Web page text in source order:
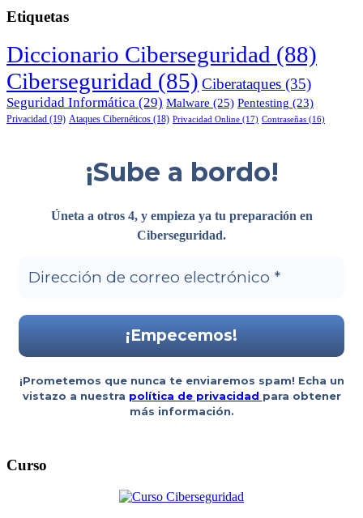
Etiquetas
Diccionario Ciberseguridad (88)
Ciberseguridad (85) Ciberataques (35)
Seguridad Informática (29) Malware (25) Pentesting (23)
Privacidad (19) Ataques Cibernéticos (18) Privacidad Online (17) Contraseñas (16)
¡Sube a bordo!
Úneta a otros 4, y empieza ya tu preparación en
Ciberseguridad.
¡Prometemos que nunca te enviaremos spam! Echa un
vistazo a nuestra política de privacidad para obtener
más información.
Curso